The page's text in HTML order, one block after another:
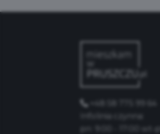
+48 58 775 99 64
Infolinia czynna: